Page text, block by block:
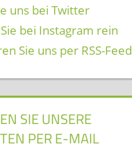
uns bei Twitter
bei Instagram rein
Sie uns per RSS-Feed
SIE UNSERE
PER E-MAIL